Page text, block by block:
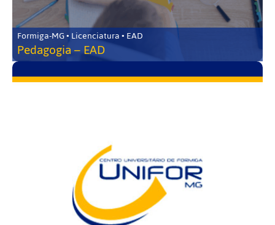
Formiga-MG • Licenciatura • EAD
Pedagogia – EAD